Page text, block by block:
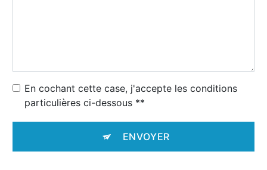
En cochant cette case, j'accepte les conditions
particulières ci-dessous **
ENVOYER